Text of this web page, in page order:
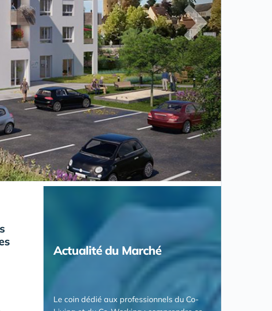
Actualité du Marché
Le coin dédié aux professionnels du Co-